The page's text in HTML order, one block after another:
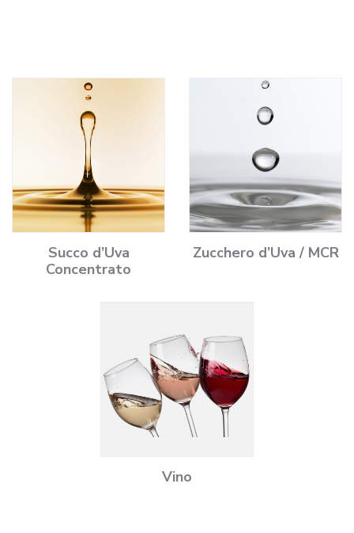
Succo d’Uva
Concentrato
Zucchero d’Uva / MCR
Vino